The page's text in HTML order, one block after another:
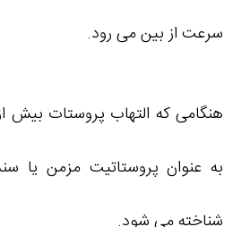
سرعت از بین می رود.
به عنوان پروستاتیت مزمن یا
شناخته می شود.